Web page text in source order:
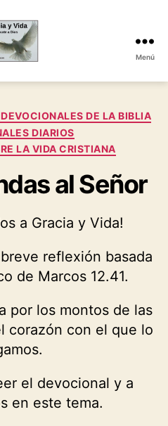
y
Menú
Categorías
DE LA BIBLIA
DIARIOS
LA VIDA CRISTIANA
al Señor
a Gracia y Vida!
reflexión basada
de Marcos 12.41.
por los montos de las
corazón con el que lo
el devocional y a
en este tema.